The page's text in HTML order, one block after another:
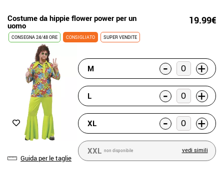
Costume da hippie flower power per un
uomo 19.99€
CONSEGNA 24/48 ORE CONSIGLIATO SUPER VENDITE
Guida per le taglie
M - +
L - +
XL - +
XXL non disponibile vedi simili